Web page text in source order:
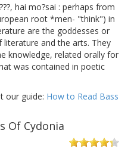
hai mo?sai : perhaps from
root *men- "think") in
are the goddesses or
and the arts. They
knowledge, related orally for
was contained in poetic
our guide: How to Read Bass
Of Cydonia